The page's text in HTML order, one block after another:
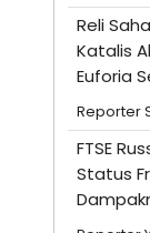
Reli
Katalis
Euforia
Reporter
FTSE
Status